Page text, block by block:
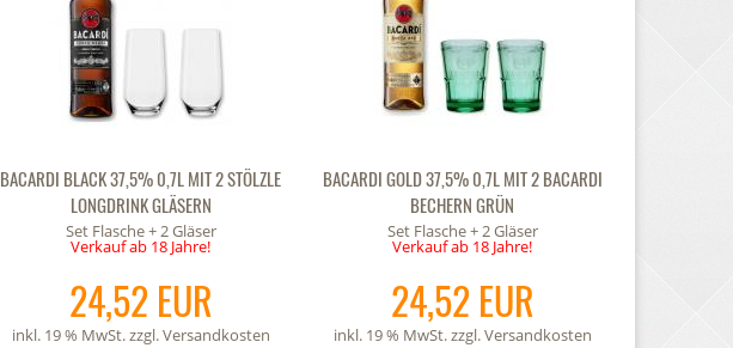
BACARDI BLACK 37,5% 0,7L MIT 2 STÖLZLE
LONGDRINK GLÄSERN
Set Flasche + 2 Gläser
Verkauf ab 18 Jahre!
24,52 EUR
inkl. 19 % MwSt. zzgl.Versandkosten
BACARDI GOLD 37,5% 0,7L MIT 2 BACARDI
BECHERN GRÜN
Set Flasche + 2 Gläser
Verkauf ab 18 Jahre!
24,52 EUR
inkl. 19 % MwSt. zzgl.Versandkosten